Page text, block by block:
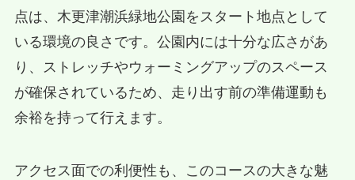
点は、木更津潮浜緑地公園をスタート地点として
いる環境の良さです。公園内には十分な広さがあ
り、ストレッチやウォーミングアップのスペース
が確保されているため、走り出す前の準備運動も
余裕を持って行えます。
アクセス面での利便性も、このコースの大きな魅